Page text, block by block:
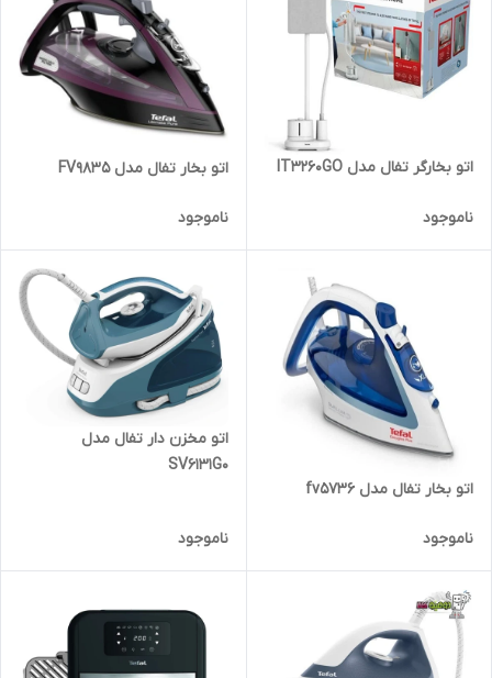
اتو بخارگر تفال مدل IT3260GO
ناموجود
اتو بخار تفال مدل FV9835
ناموجود
اتو بخار تفال مدل fv5736
ناموجود
اتو مخزن دار تفال مدل
SV6131G0
ناموجود